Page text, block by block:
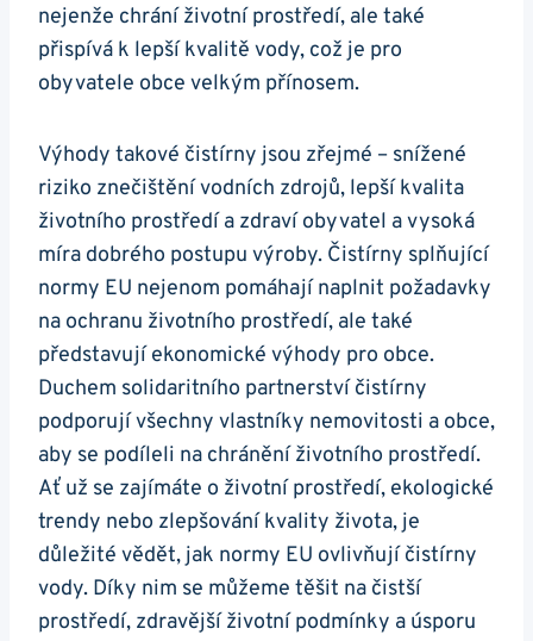
nejenže chrání životní prostředí, ale také
přispívá k lepší kvalitě vody, což je pro
obyvatele obce velkým přínosem.
Výhody takové čistírny jsou zřejmé – snížené
riziko znečištění vodních zdrojů, lepší kvalita
životního prostředí a zdraví obyvatel a vysoká
míra dobrého postupu výroby. Čistírny splňující
normy EU nejenom pomáhají naplnit požadavky
na ochranu životního prostředí, ale také
představují ekonomické výhody pro obce.
Duchem solidaritního partnerství čistírny
podporují všechny vlastníky nemovitosti a obce,
aby se podíleli na chránění životního prostředí.
Ať už se zajímáte o životní prostředí, ekologické
trendy nebo zlepšování kvality života, je
důležité vědět, jak normy EU ovlivňují čistírny
vody. Díky nim se můžeme těšit na čistší
prostředí, zdravější životní podmínky a úsporu